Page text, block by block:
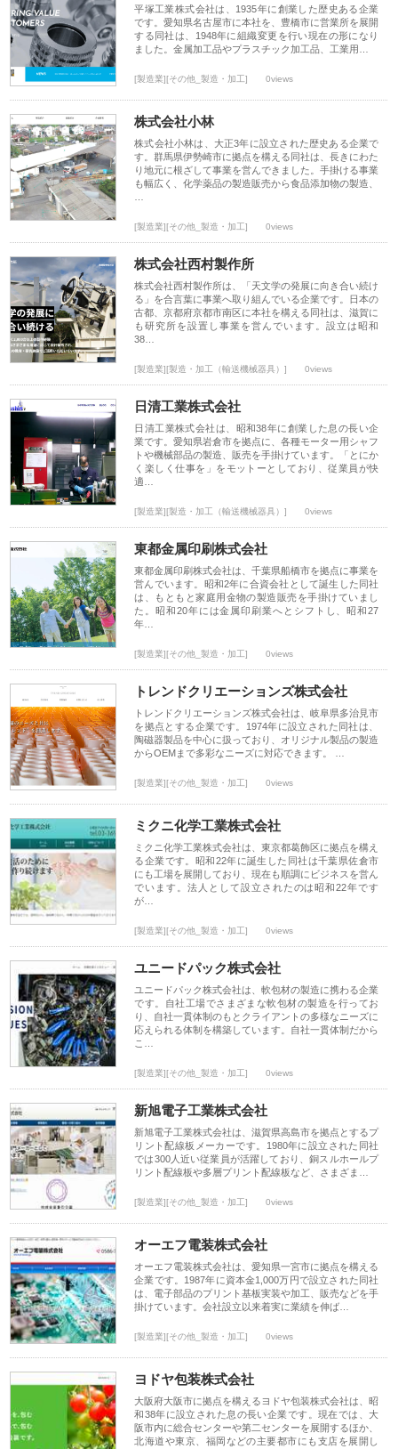
平塚工業株式会社は、1935年に創業した歴史ある企業
です。愛知県名古屋市に本社を、豊橋市に営業所を展開
する同社は、1948年に組織変更を行い現在の形になり
ました。金属加工品やプラスチック加工品、工業用…
[製造業][その他_製造・加工] 0views
株式会社小林
株式会社小林は、大正3年に設立された歴史ある企業で
す。群馬県伊勢崎市に拠点を構える同社は、長きにわた
り地元に根ざして事業を営んできました。手掛ける事業
も幅広く、化学薬品の製造販売から食品添加物の製造、
[製造業][その他_製造・加工] 0views
株式会社西村製作所
株式会社西村製作所は、「天文学の発展に向き合い続け
る」を合言葉に事業へ取り組んでいる企業です。日本の
古都、京都府京都市南区に本社を構える同社は、滋賀に
も研究所を設置し事業を営んでいます。設立は昭和
38…
[製造業][製造・加工（輸送機械器具）] 0views
日清工業株式会社
日清工業株式会社は、昭和38年に創業した息の長い企
業です。愛知県岩倉市を拠点に、各種モーター用シャフ
トや機械部品の製造、販売を手掛けています。「とにか
く楽しく仕事を」をモットーとしており、従業員が快
適…
[製造業][製造・加工（輸送機械器具）] 0views
東都金属印刷株式会社
東都金属印刷株式会社は、千葉県船橋市を拠点に事業を
営んでいます。昭和2年に合資会社として誕生した同社
は、もともと家庭用金物の製造販売を手掛けていまし
た。昭和20年には金属印刷業へとシフトし、昭和27
年…
[製造業][その他_製造・加工] 0views
トレンドクリエーションズ株式会社
トレンドクリエーションズ株式会社は、岐阜県多治見市
を拠点とする企業です。1974年に設立された同社は、
陶磁器製品を中心に扱っており、オリジナル製品の製造
からOEMまで多彩なニーズに対応できます。 …
[製造業][その他_製造・加工] 0views
ミクニ化学工業株式会社
ミクニ化学工業株式会社は、東京都葛飾区に拠点を構え
る企業です。昭和22年に誕生した同社は千葉県佐倉市
にも工場を展開しており、現在も順調にビジネスを営ん
でいます。法人として設立されたのは昭和22年です
が…
[製造業][その他_製造・加工] 0views
ユニードパック株式会社
ユニードパック株式会社は、軟包材の製造に携わる企業
です。自社工場でさまざまな軟包材の製造を行ってお
り、自社一貫体制のもとクライアントの多様なニーズに
応えられる体制を構築しています。自社一貫体制だから
こ…
[製造業][その他_製造・加工] 0views
新旭電子工業株式会社
新旭電子工業株式会社は、滋賀県高島市を拠点とするプ
リント配線板メーカーです。1980年に設立された同社
では300人近い従業員が活躍しており、銅スルホールプ
リント配線板や多層プリント配線板など、さまざま…
[製造業][その他_製造・加工] 0views
オーエフ電装株式会社
オーエフ電装株式会社は、愛知県一宮市に拠点を構える
企業です。1987年に資本金1,000万円で設立された同社
は、電子部品のプリント基板実装や加工、販売などを手
掛けています。会社設立以来着実に業績を伸ば…
[製造業][その他_製造・加工] 0views
ヨドヤ包装株式会社
大阪府大阪市に拠点を構えるヨドヤ包装株式会社は、昭
和38年に設立された息の長い企業です。現在では、大
阪市内に総合センターや第二センターを展開するほか、
北海道や東京、福岡などの主要都市にも支店を展開し